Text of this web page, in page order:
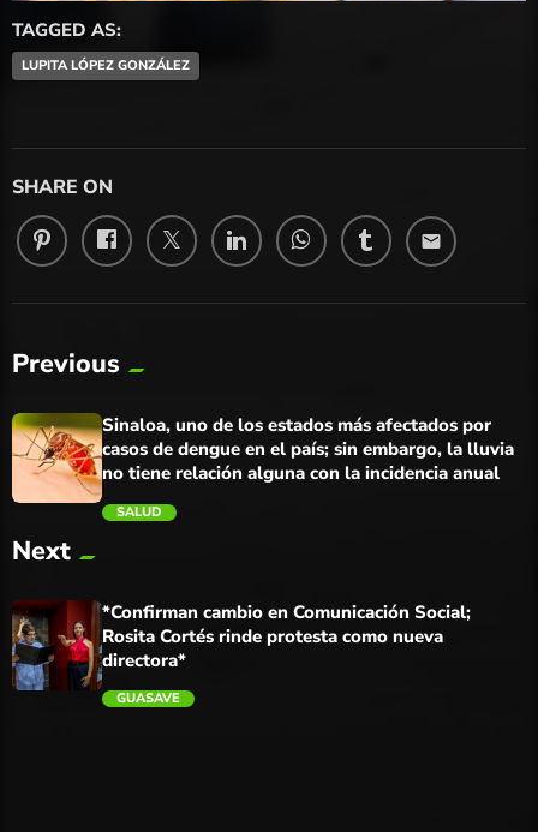
TAGGED AS:
LUPITA LÓPEZ GONZÁLEZ
SHARE ON
email
Previous
Sinaloa, uno de los estados más afectados por
casos de dengue en el país; sin embargo, la lluvia
no tiene relación alguna con la incidencia anual
SALUD
Next
*Confirman cambio en Comunicación Social;
Rosita Cortés rinde protesta como nueva
directora*
GUASAVE